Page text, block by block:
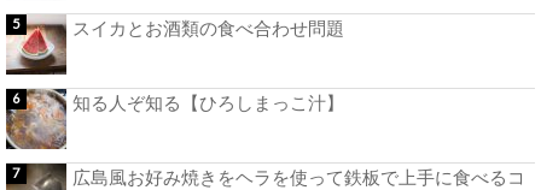
スイカとお酒類の食べ合わせ問題
知る人ぞ知る【ひろしまっこ汁】
広島風お好み焼きをヘラを使って鉄板で上手に食べるコ